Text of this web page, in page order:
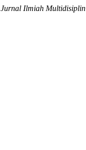
Jurnal Ilmiah Multidisiplin